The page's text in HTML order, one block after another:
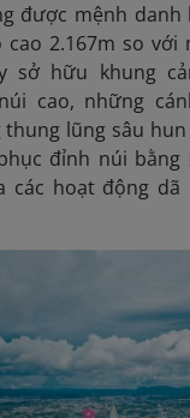
được mệnh danh
2.167m so với
sở hữu khung
cao, những
lũng sâu
đỉnh núi bằng
các hoạt động dã